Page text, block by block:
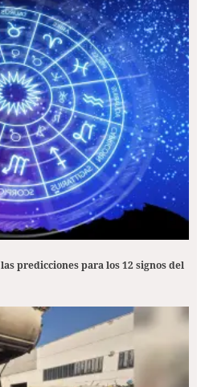
predicciones para los 12 signos del